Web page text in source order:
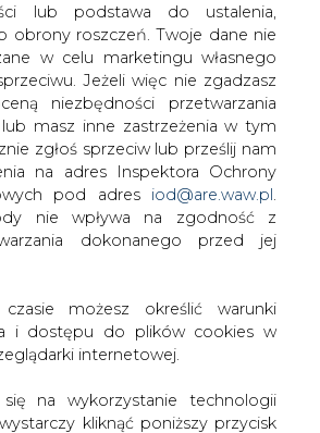
lub podstawa do ustalenia,
obrony roszczeń. Twoje dane nie
w celu marketingu własnego
Jeżeli więc nie zgadzasz
niezbędności przetwarzania
masz inne zastrzeżenia w tym
zgłoś sprzeciw lub prześlij nam
na adres Inspektora Ochrony
pod adres iod@are.waw.pl
nie wpływa na zgodność z
dokonanego przed jej
możesz określić warunki
i dostępu do plików cookies w
internetowej.
na wykorzystanie technologii
kliknąć poniższy przycisk
skonsolidowane
i operacyjne za cały
EBITDA
Grupy Unimot wyniosła w
mln zł, a
zysk netto
się na poziomie 373,9 mln
podjął decyzję, że
Zwyczajnemu
wypłatę
13,69 zł na 1 akcję
w 2022 r. przychody w
skorygowana (o szacunkową
paliw płynnych i